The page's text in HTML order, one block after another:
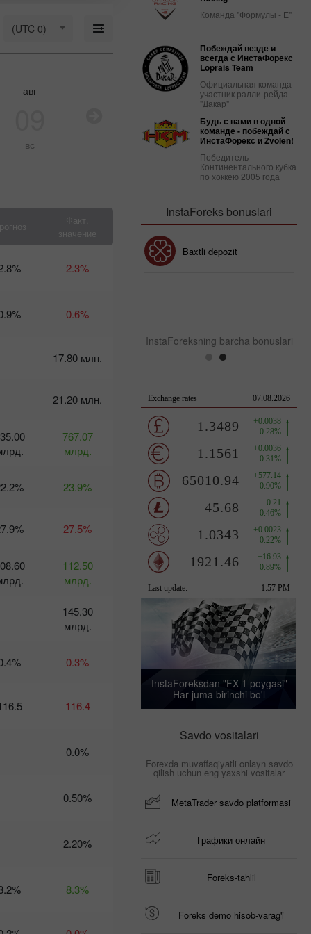
ли на
доллар
03-13 UTC+3
12-13 марта:
на 10-11
доллар из
тумана?
марта:
наступают
нелегкие
09:07 2025-
трейдера на 6
марта: Трамп
США – доллару
марта:
угрожает
10:28 2025-
Календарь
(UTC 0)
авг
вс
авг
11
вт
Факт.
значение
2.3%
0.6%
17.80 млн.
21.20 млн.
767.07
млрд.
23.9%
27.5%
112.50
млрд.
145.30
млрд.
0.3%
116.4
0.0%
0.50%
2.20%
8.3%
Команда "Формулы - Е"
Побеждай везде и
всегда с ИнстаФорекс
Loprais Team
Официальная команда-
участник ралли-рейда
"Дакар"
Будь с нами в одной
команде - побеждай с
ИнстаФорекс и Zvolen!
Победитель
Континентального кубка
по хоккею 2005 года
InstaForeks bonuslari
Baxtli depozit
InstaForeksning barcha bonuslari
InstaForeksdan "FX-1 poygasi"
Har juma birinchi bo'l
Savdo vositalari
Forexda muvaffaqiyatli onlayn savdo
qilish uchun eng yaxshi vositalar
MetaTrader savdo platformasi
Графики онлайн
Foreks-tahlil
Foreks demo hisob-varag'i